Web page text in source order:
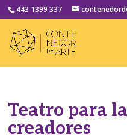
443 1399 337
Teatro para
creadores